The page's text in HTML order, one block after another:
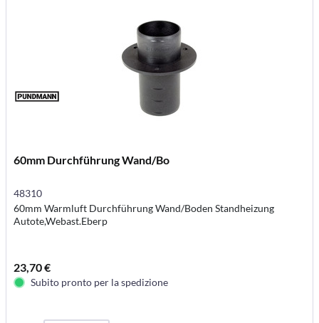
60mm Durchführung Wand/Bo
48310
60mm Warmluft Durchführung Wand/Boden Standheizung
Autote,Webast.Eberp
23,70 €
Subito pronto per la spedizione